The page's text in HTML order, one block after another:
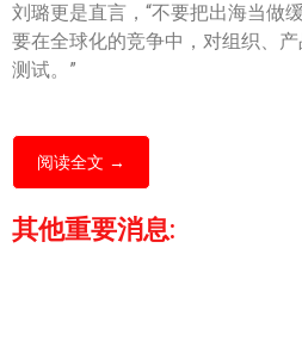
刘璐更是直言，“不要把出海当做
要在全球化的竞争中，对组织、
测试。”
阅读全文 →
其他重要消息: